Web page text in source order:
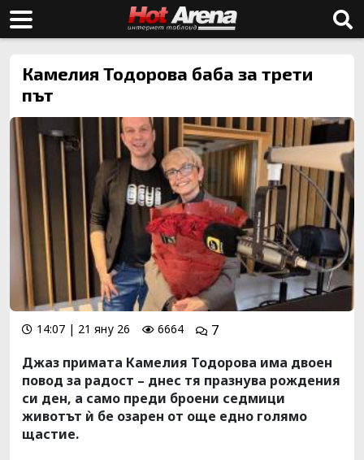
Камелия Тодорова баба за трети
път
14:07 | 21 яну 26 6664
7
Джаз примата Камелия Тодорова има двоен
повод за радост – днес тя празнува рождения
си ден, а само преди броени седмици
животът ѝ бе озарен от още едно голямо
щастие.